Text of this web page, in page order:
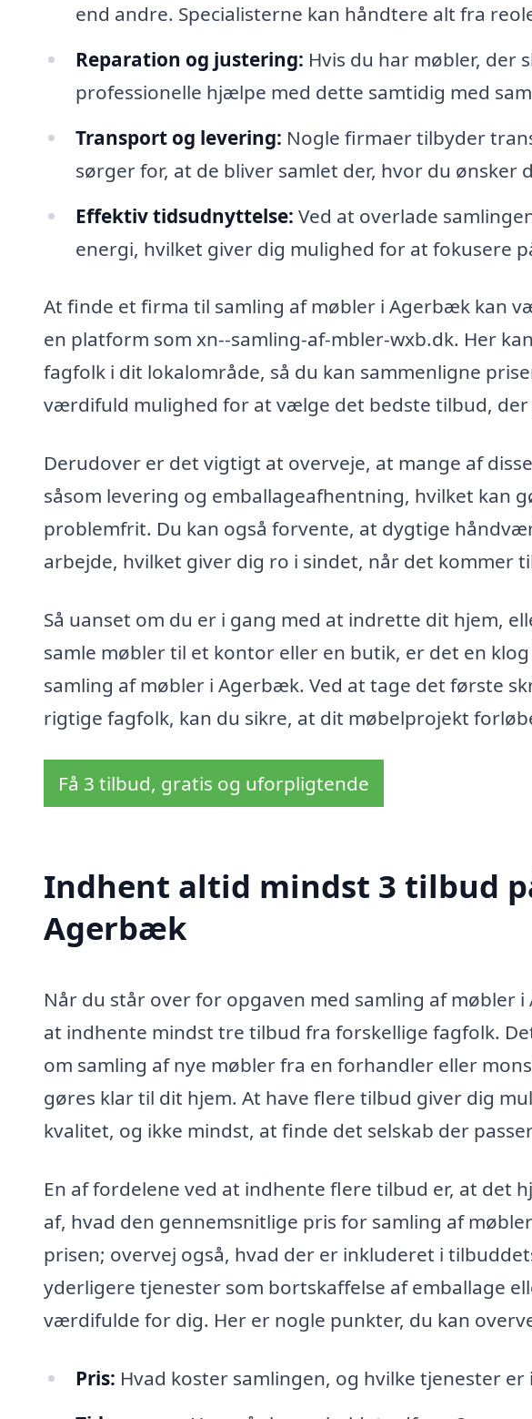
end andre. Specialisterne kan håndtere alt fra
Reparation og justering: Hvis du har møbler, der
professionelle hjælpe med dette samtidig med
Transport og levering: Nogle firmaer tilbyder
sørger for, at de bliver samlet der, hvor du ønsker
Effektiv tidsudnyttelse: Ved at overlade
energi, hvilket giver dig mulighed for at fokusere
At finde et firma til samling af møbler i Agerbæk kan
en platform som xn--samling-af-mbler-wxb.dk. Her
fagfolk i dit lokalområde, så du kan sammenligne
værdifuld mulighed for at vælge det bedste tilbud, der
Derudover er det vigtigt at overveje, at mange af
såsom levering og emballageafhentning, hvilket kan
problemfrit. Du kan også forvente, at dygtige
arbejde, hvilket giver dig ro i sindet, når det kommer
Så uanset om du er i gang med at indrette dit hjem,
samle møbler til et kontor eller en butik, er det en
samling af møbler i Agerbæk. Ved at tage det første
rigtige fagfolk, kan du sikre, at dit møbelprojekt
Få 3 tilbud, gratis og uforpligtende
Indhent altid mindst 3 tilbud
Agerbæk
Når du står over for opgaven med samling af møbler
at indhente mindst tre tilbud fra forskellige fagfolk.
om samling af nye møbler fra en forhandler eller
gøres klar til dit hjem. At have flere tilbud giver dig
kvalitet, og ikke mindst, at finde det selskab der
En af fordelene ved at indhente flere tilbud er, at det
af, hvad den gennemsnitlige pris for samling af
prisen; overvej også, hvad der er inkluderet i
yderligere tjenester som bortskaffelse af emballage
værdifulde for dig. Her er nogle punkter, du kan
Pris: Hvad koster samlingen, og hvilke tjenester er